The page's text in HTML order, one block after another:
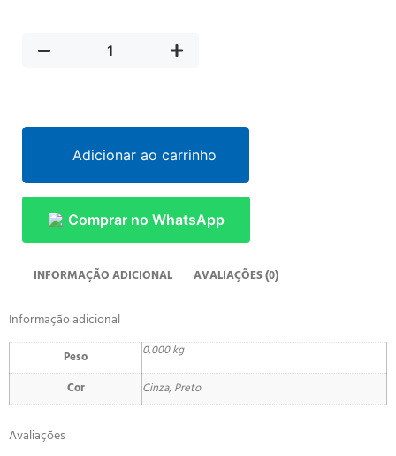
Adicionar ao carrinho
Comprar no WhatsApp
INFORMAÇÃO ADICIONAL AVALIAÇÕES (0)
Informação adicional
Peso 0,000 kg
Cor Cinza, Preto
Avaliações